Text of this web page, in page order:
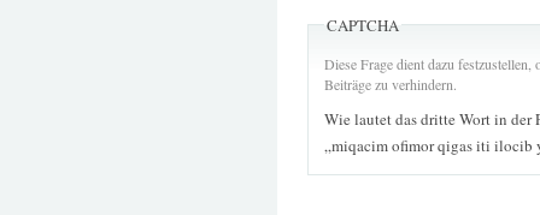
CAPTCHA
Diese Frage dient dazu
Beiträge zu verhindern.
Wie lautet das dritte Wort in der
„miqacim ofimor qigas iti